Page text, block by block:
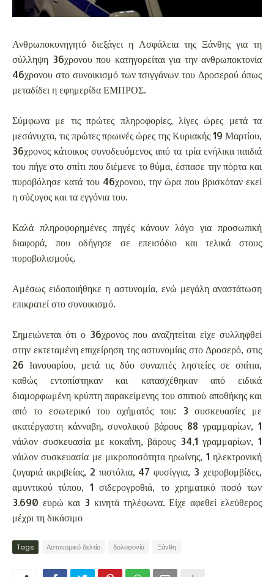
Ανθρωποκυνηγητό διεξάγει η Ασφάλεια της Ξάνθης για τη
σύλληψη 36χρονου που κατηγορείται για την ανθρωποκτονία
46χρονου στο συνοικισμό των τσιγγάνων του Δροσερού όπως
μεταδίδει η εφημερίδα ΕΜΠΡΟΣ.
Σύμφωνα με τις πρώτες πληροφορίες, λίγες ώρες μετά τα
μεσάνυχτα, τις πρώτες πρωινές ώρες της Κυριακής 19 Μαρτίου,
36χρονος κάτοικος συνοδευόμενος από τα τρία ενήλικα παιδιά
του πήγε στο σπίτι που διέμενε το θύμα, έσπασε την πόρτα και
πυροβόλησε κατά του 46χρονου, την ώρα που βρισκόταν εκεί
η σύζυγος και τα εγγόνια του.
Καλά πληροφορημένες πηγές κάνουν λόγο για προσωπική
διαφορά, που οδήγησε σε επεισόδιο και τελικά στους
πυροβολισμούς.
Αμέσως ειδοποιήθηκε η αστυνομία, ενώ μεγάλη αναστάτωση
επικρατεί στο συνοικισμό.
Σημειώνεται ότι ο 36χρονος που αναζητείται είχε συλληφθεί
στην εκτεταμένη επιχείρηση της αστυνομίας στο Δροσερό, στις
26 Ιανουαρίου, μετά τις δύο συναπτές ληστείες σε σπίτια,
καθώς εντοπίστηκαν και κατασχέθηκαν από ειδικά
διαμορφωμένη κρύπτη παρακείμενης του σπιτιού αποθήκης και
από το εσωτερικό του οχήματός του: 3 συσκευασίες με
ακατέργαστη κάνναβη, συνολικού βάρους 88 γραμμαρίων, 1
νάιλον συσκευασία με κοκαΐνη, βάρους 34,1 γραμμαρίων, 1
νάιλον συσκευασία με μικροποσότητα ηρωίνης, 1 ηλεκτρονική
ζυγαριά ακριβείας, 2 πιστόλια, 47 φυσίγγια, 3 χειροβομβίδες,
αμυντικού τύπου, 1 σιδερογροθιά, το χρηματικό ποσό των
3.690 ευρώ και 3 κινητά τηλέφωνα. Είχε αφεθεί ελεύθερος
μέχρι τη δικάσιμο
Tags Αστυνομικό δελτίο δολοφονία Ξάνθη